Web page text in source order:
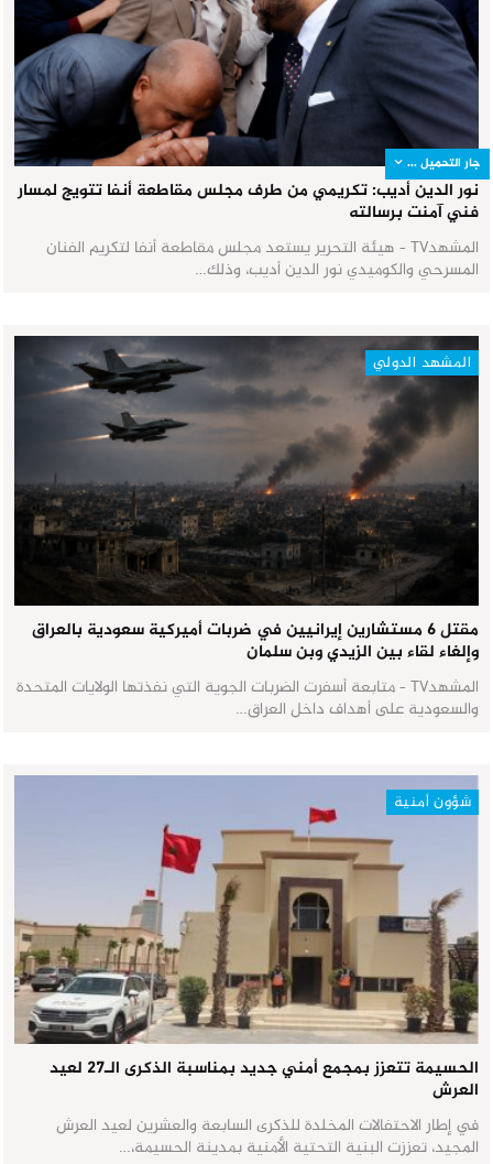
نور الدين أديب: تكريمي من طرف مجلس مقاطعة أنفا تتويج لمسار
فني آمنت برسالته
المشهدTV - هيئة التحرير يستعد مجلس مقاطعة أنفا لتكريم الفنان
المسرحي والكوميدي نور الدين أديب، وذلك…
المشهد الدولي
مقتل 6 مستشارين إيرانيين في ضربات أميركية سعودية بالعراق
وإلغاء لقاء بين الزيدي وبن سلمان
المشهدTV - متابعة أسفرت الضربات الجوية التي نفذتها الولايات المتحدة
والسعودية على أهداف داخل العراق…
شؤون أمنية
الحسيمة تتعزز بمجمع أمني جديد بمناسبة الذكرى الـ27 لعيد
العرش
في إطار الاحتفالات المخلدة للذكرى السابعة والعشرين لعيد العرش
المجيد، تعززت البنية التحتية الأمنية بمدينة الحسيمة،…
جار التحميل ...